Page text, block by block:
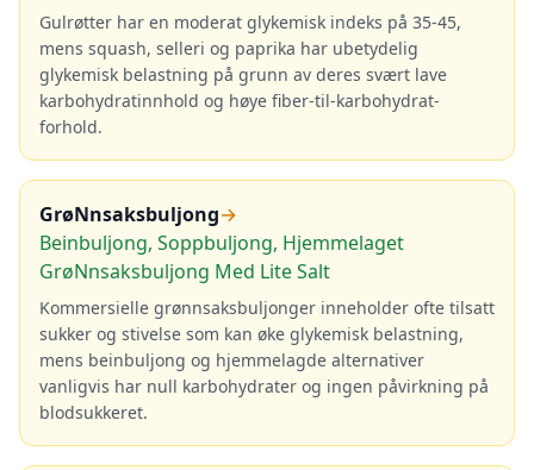
Gulrøtter har en moderat glykemisk indeks på 35-45,
mens squash, selleri og paprika har ubetydelig
glykemisk belastning på grunn av deres svært lave
karbohydratinnhold og høye fiber-til-karbohydrat-
forhold.
GrøNnsaksbuljong→
Beinbuljong, Soppbuljong, Hjemmelaget
GrøNnsaksbuljong Med Lite Salt
Kommersielle grønnsaksbuljonger inneholder ofte tilsatt
sukker og stivelse som kan øke glykemisk belastning,
mens beinbuljong og hjemmelagde alternativer
vanligvis har null karbohydrater og ingen påvirkning på
blodsukkeret.